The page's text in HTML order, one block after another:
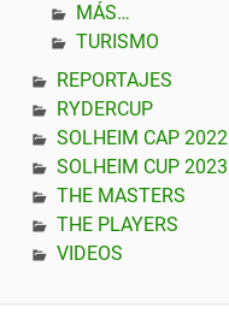
MÁS…
TURISMO
REPORTAJES
RYDERCUP
SOLHEIM CAP 2022
SOLHEIM CUP 2023
THE MASTERS
THE PLAYERS
VIDEOS